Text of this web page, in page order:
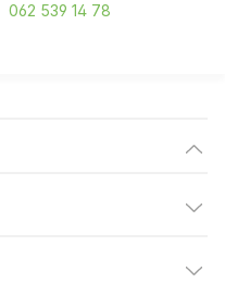
062 539 14 78